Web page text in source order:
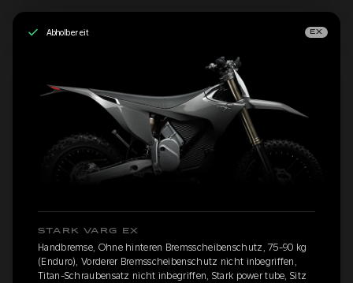
Abholbereit EX
STARK VARG EX
Handbremse, Ohne hinteren Bremsscheibenschutz, 75-90 kg
(Enduro), Vorderer Bremsscheibenschutz nicht inbegriffen,
Titan-Schraubensatz nicht inbegriffen, Stark power tube, Sitz